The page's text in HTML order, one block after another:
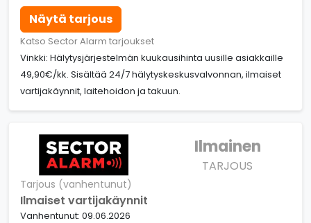
Näytä tarjous
Katso Sector Alarm tarjoukset
Vinkki: Hälytysjärjestelmän kuukausihinta uusille asiakkaille
49,90€/kk. Sisältää 24/7 hälytyskeskusvalvonnan, ilmaiset
vartijakäynnit, laitehoidon ja takuun.
Ilmainen
TARJOUS
Tarjous (vanhentunut)
Ilmaiset vartijakäynnit
Vanhentunut: 09.06.2026